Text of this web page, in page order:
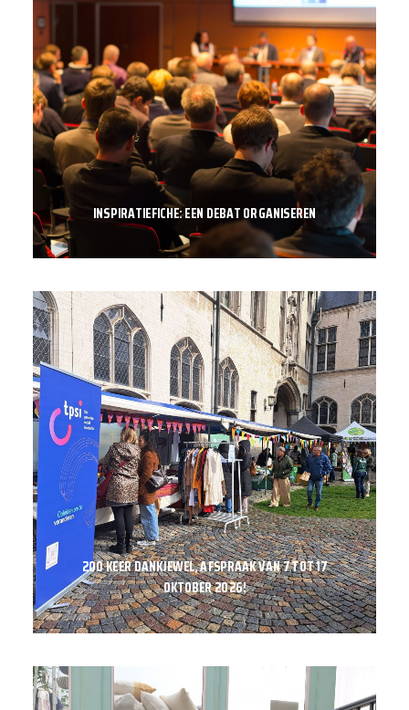
INSPIRATIEFICHE: EEN DEBAT ORGANISEREN
200 KEER DANKJEWEL, AFSPRAAK VAN 7 TOT 17
OKTOBER 2026!